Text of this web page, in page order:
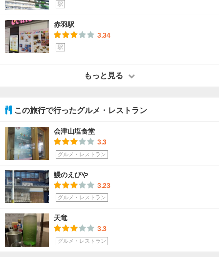
駅
赤羽駅
3.34
駅
もっと見る
この旅行で行ったグルメ・レストラン
会津山塩食堂
3.3
グルメ・レストラン
鰻のえびや
3.23
グルメ・レストラン
天竜
3.3
グルメ・レストラン